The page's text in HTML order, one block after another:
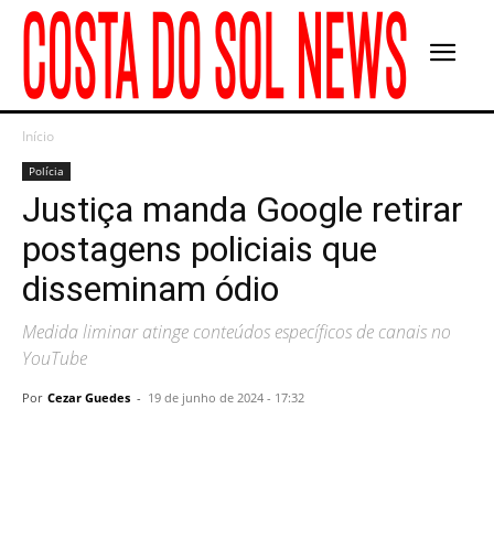
Início
Polícia
Justiça manda Google retirar
postagens policiais que
disseminam ódio
Medida liminar atinge conteúdos específicos de canais no
YouTube
Por Cezar Guedes - 19 de junho de 2024 - 17:32